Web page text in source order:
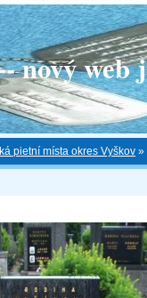
web
pietní místa okres Vyškov »